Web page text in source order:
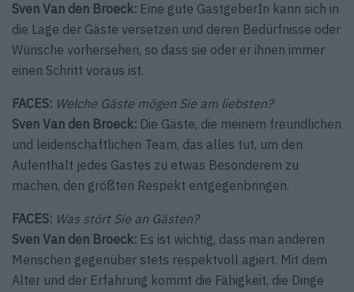
Sven Van den Broeck: Eine gute GastgeberIn kann sich in
die Lage der Gäste versetzen und deren Bedürfnisse oder
Wünsche vorhersehen, so dass sie oder er ihnen immer
einen Schritt voraus ist.
FACES: Welche Gäste mögen Sie am liebsten?
Sven Van den Broeck: Die Gäste, die meinem freundlichen
und leidenschaftlichen Team, das alles tut, um den
Aufenthalt jedes Gastes zu etwas Besonderem zu
machen, den größten Respekt entgegenbringen.
FACES: Was stört Sie an Gästen?
Sven Van den Broeck: Es ist wichtig, dass man anderen
Menschen gegenüber stets respektvoll agiert. Mit dem
Alter und der Erfahrung kommt die Fähigkeit, die Dinge